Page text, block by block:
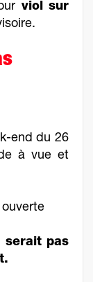
viol sur
end du 26
à vue et
serait pas